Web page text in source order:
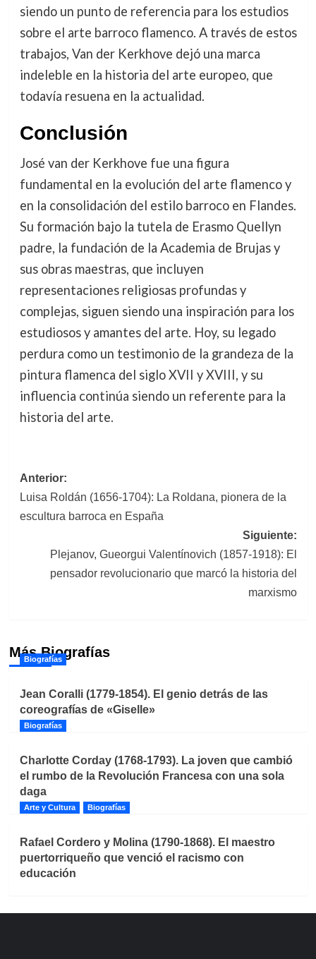
siendo un punto de referencia para los estudios
sobre el arte barroco flamenco. A través de estos
trabajos, Van der Kerkhove dejó una marca
indeleble en la historia del arte europeo, que
todavía resuena en la actualidad.
Conclusión
José van der Kerkhove fue una figura
fundamental en la evolución del arte flamenco y
en la consolidación del estilo barroco en Flandes.
Su formación bajo la tutela de Erasmo Quellyn
padre, la fundación de la Academia de Brujas y
sus obras maestras, que incluyen
representaciones religiosas profundas y
complejas, siguen siendo una inspiración para los
estudiosos y amantes del arte. Hoy, su legado
perdura como un testimonio de la grandeza de la
pintura flamenca del siglo XVII y XVIII, y su
influencia continúa siendo un referente para la
historia del arte.
Navegación
de
Anterior:
Luisa Roldán (1656-1704): La Roldana, pionera de la
escultura barroca en España
Siguiente:
Plejanov, Gueorgui Valentínovich (1857-1918): El
pensador revolucionario que marcó la historia del
marxismo
Más Biografías
Biografías
Jean Coralli (1779-1854). El genio detrás de las
coreografías de «Giselle»
Biografías
Charlotte Corday (1768-1793). La joven que cambió
el rumbo de la Revolución Francesa con una sola
daga
Arte y Cultura Biografías
Rafael Cordero y Molina (1790-1868). El maestro
puertorriqueño que venció el racismo con
educación